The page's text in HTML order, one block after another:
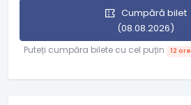
Cumpără bilet
(08.08.2026)
Puteți cumpăra bilete cu cel puțin 12 ore